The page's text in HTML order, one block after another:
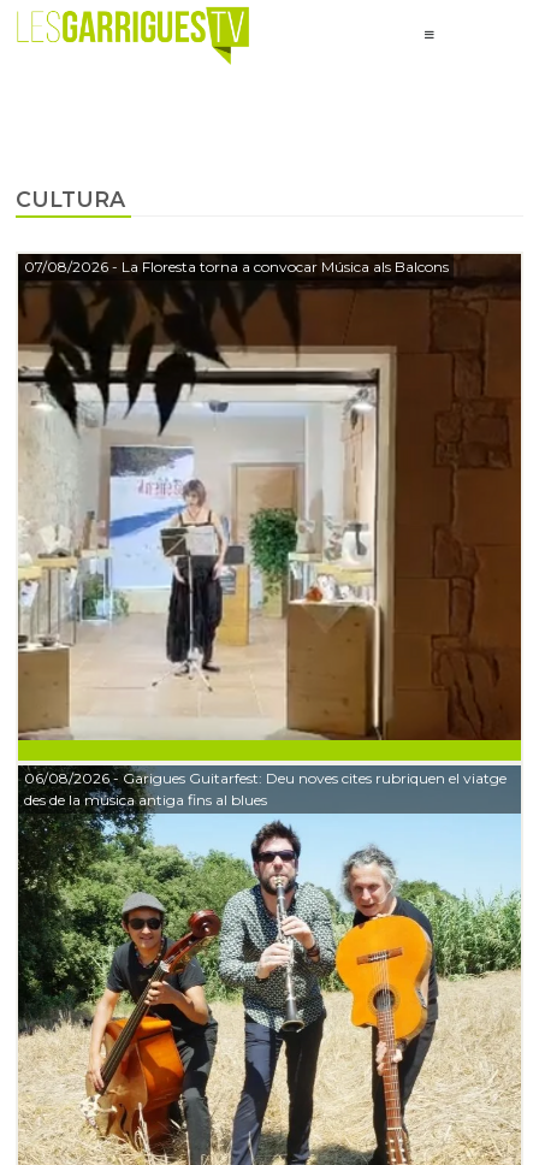
CULTURA
07/08/2026- La Floresta torna a convocar Música als Balcons
06/08/2026- Garigues Guitarfest: Deu noves cites rubriquen el viatge
des de la música antiga fins al blues